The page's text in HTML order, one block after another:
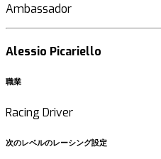
Ambassador
Alessio Picariello
職業
Racing Driver
次のレベルのレーシング設定